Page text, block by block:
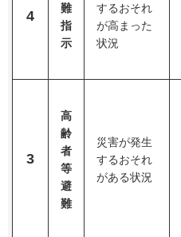
4
難
指
示
するおそれ
が高まった
状況
3
高
齢
者
等
避
難
災害が発生
するおそれ
がある状況